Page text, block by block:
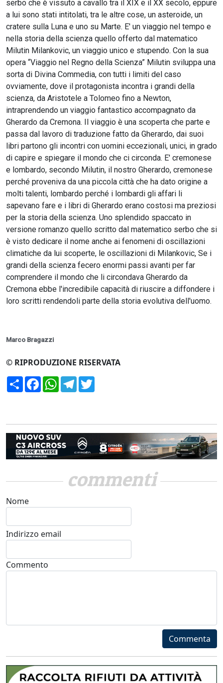
serbo che è vissuto a cavallo tra il XIX e il XX secolo, eppure
a lui sono stati intitolati, tra le altre cose, un asteroide, un
cratere sulla Luna e uno su Marte. E' un viaggio nel tempo e
nella storia della scienza quello offerto dal matematico
Milutin Milankovic, un viaggio unico e stupendo. Con la sua
opera “Viaggio nel Regno della Scienza” Milutin sviluppa una
sorta di Divina Commedia, con tutti i limiti del caso
ovviamente, dove il protagonista incontra i grandi della
scienza, da Aristotele a Tolomeo fino a Newton,
intraprendendo un viaggio fantastico accompagnato da
Gherardo da Cremona. Il viaggio è una scoperta che parte e
passa dal lavoro di traduzione fatto da Gherardo, dai suoi
libri partono gli incontri con uomini eccezionali, unici, in grado
di capire e spiegare il mondo che ci circonda. E' cremonese
e lombardo, secondo Milutin, il nostro Gherardo, cremonese
perché proveniva da una piccola città che ha dato origine a
molti talenti, lombardo perché i lombardi gli affari li
sapevano fare e i libri di Gherardo erano costosi ma preziosi
per la storia della scienza. Uno splendido spaccato in
versione romanzo quello scritto dal matematico serbo che si
è visto dedicare il nome anche ai fenomeni di oscillazioni
climatiche da lui scoperte, le oscillazioni di Milankovic, Se i
grandi della scienza fecero enormi passi avanti per far
comprendere il mondo che li circondava Gherardo da
Cremona ebbe l'incredibile capacità di riuscire a diffondere i
loro scritti rendendoli parte della storia evolutiva dell'uomo.
Marco Bragazzi
© RIPRODUZIONE RISERVATA
CondividiFacebookWhatsApp
Telegram
commenti
Nome
Indirizzo email
Commento
Commenta